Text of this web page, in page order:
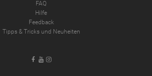
FAQ
Hilfe
Feedback
Tipps & Tricks und Neuheiten
Facebook
YoutubeInstagram